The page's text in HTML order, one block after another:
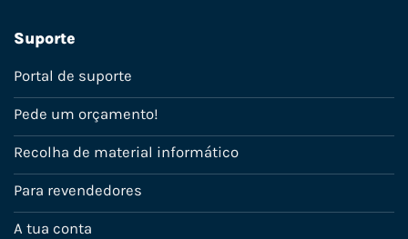
Suporte
Portal de suporte
Pede um orçamento!
Recolha de material informático
Para revendedores
A tua conta